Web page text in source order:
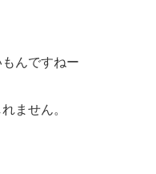
んですねー
ません。